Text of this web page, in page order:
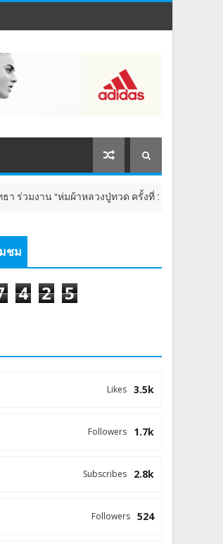
"ห่มผ้าหลวงปู่ทวด ครั้งที่ 13 ปี 2569" เสริมสิริมง
ชม
4 2 5
3.5k
Likes
1.7k
Followers
2.8k
Subscribes
524
Followers